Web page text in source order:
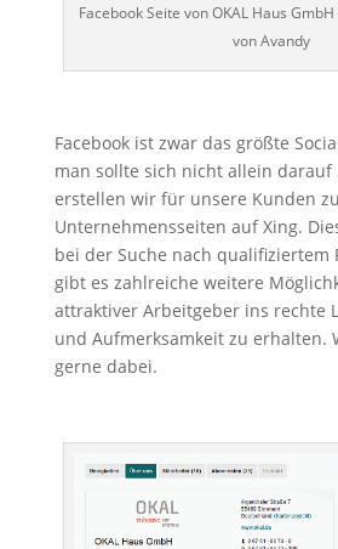
Facebook Seite von OKAL Haus
von Avandy
Facebook ist zwar das größte
man sollte sich nicht allein darauf
erstellen wir für unsere Kunden
Unternehmensseiten auf Xing.
bei der Suche nach qualifiziertem
gibt es zahlreiche weitere
attraktiver Arbeitgeber ins rechte
und Aufmerksamkeit zu erhalten.
gerne dabei.